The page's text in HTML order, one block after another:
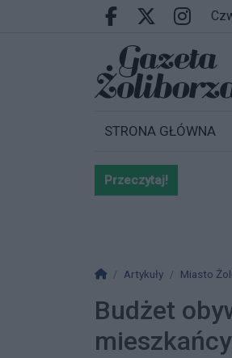
Przejdź do głównych treści
Przejdź do wyszukiwarki
Przejdź do głównego menu
X.com
STRONA GŁÓWNA
Przeczytaj!
Strona główna
Artykuły Miasto
Budżet